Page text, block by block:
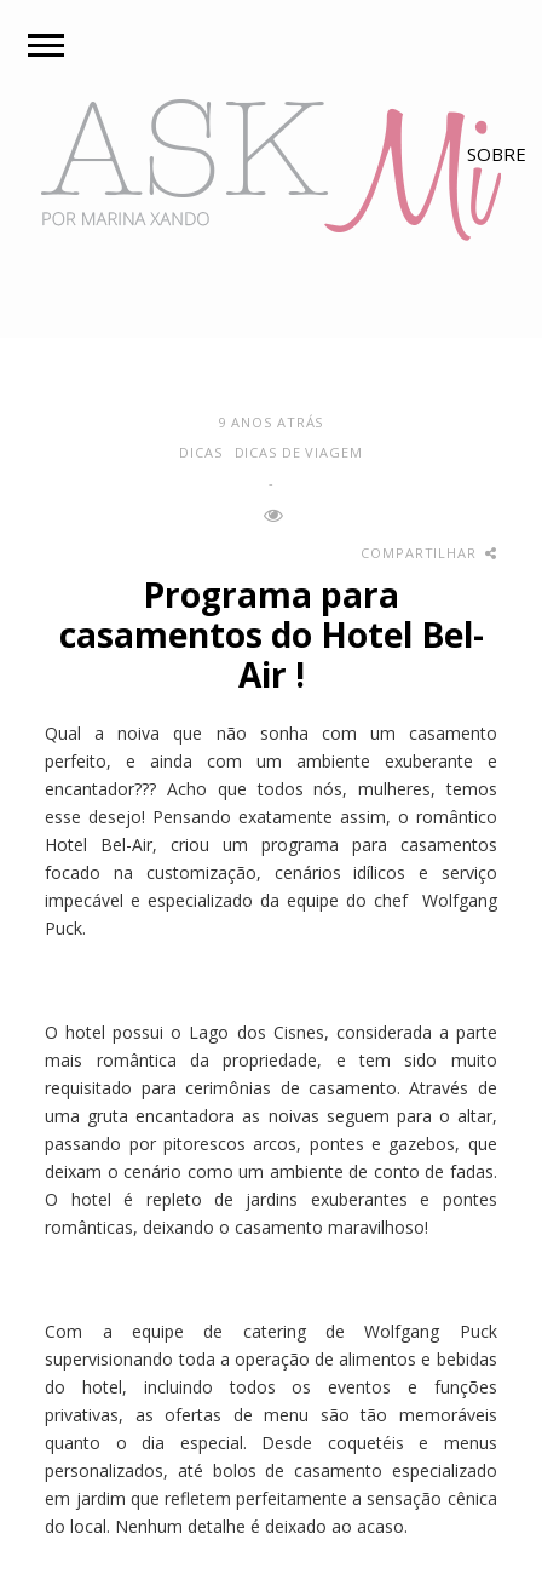
9 ANOS ATRÁS
DICAS
DICAS DE VIAGEM
-
COMPARTILHAR
Programa para
casamentos do Hotel Bel-
Air !
Qual a noiva que não sonha com um casamento
perfeito, e ainda com um ambiente exuberante e
encantador??? Acho que todos nós, mulheres, temos
esse desejo! Pensando exatamente assim, o romântico
Hotel Bel-Air, criou um programa para casamentos
focado na customização, cenários idílicos e serviço
impecável e especializado da equipe do chef Wolfgang
Puck.
O hotel possui o Lago dos Cisnes, considerada a parte
mais romântica da propriedade, e tem sido muito
requisitado para cerimônias de casamento. Através de
uma gruta encantadora as noivas seguem para o altar,
passando por pitorescos arcos, pontes e gazebos, que
deixam o cenário como um ambiente de conto de fadas.
O hotel é repleto de jardins exuberantes e pontes
românticas, deixando o casamento maravilhoso!
Com a equipe de catering de Wolfgang Puck
supervisionando toda a operação de alimentos e bebidas
do hotel, incluindo todos os eventos e funções
privativas, as ofertas de menu são tão memoráveis
quanto o dia especial. Desde coquetéis e menus
personalizados, até bolos de casamento especializado
em jardim que refletem perfeitamente a sensação cênica
do local. Nenhum detalhe é deixado ao acaso.